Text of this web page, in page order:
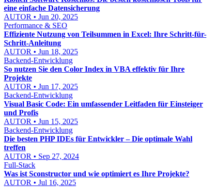
eine einfache Datensicherung
AUTOR • Jun 20, 2025
Performance & SEO
Effiziente Nutzung von Teilsummen in Excel: Ihre Schritt-für-
Schritt-Anleitung
AUTOR • Jun 18, 2025
Backend-Entwicklung
So nutzen Sie den Color Index in VBA effektiv für Ihre
Projekte
AUTOR • Jun 17, 2025
Backend-Entwicklung
Visual Basic Code: Ein umfassender Leitfaden für Einsteiger
und Profis
AUTOR • Jun 15, 2025
Backend-Entwicklung
Die besten PHP IDEs für Entwickler – Die optimale Wahl
treffen
AUTOR • Sep 27, 2024
Full-Stack
Was ist Sconstructor und wie optimiert es Ihre Projekte?
AUTOR • Jul 16, 2025